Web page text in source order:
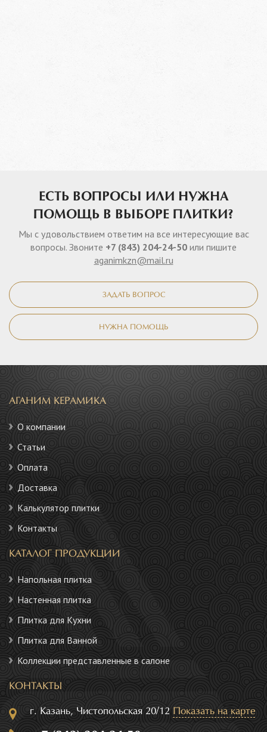
ЕСТЬ ВОПРОСЫ ИЛИ НУЖНА
ПОМОЩЬ В ВЫБОРЕ ПЛИТКИ?
Мы с удовольствием ответим на все интересующие вас
вопросы. Звоните +7 (843) 204-24-50 или пишите
aganimkzn@mail.ru
ЗАДАТЬ ВОПРОС
НУЖНА ПОМОЩЬ
АГАНИМ КЕРАМИКА
О компании
Статьи
Оплата
Доставка
Калькулятор плитки
Контакты
КАТАЛОГ ПРОДУКЦИИ
Напольная плитка
Настенная плитка
Плитка для Кухни
Плитка для Ванной
Коллекции представленные в салоне
КОНТАКТЫ
г. Казань, Чистопольская 20/12 Показать на карте